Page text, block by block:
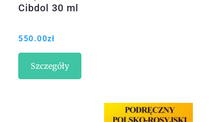
Cibdol 30 ml
550.00zł
Szczegóły